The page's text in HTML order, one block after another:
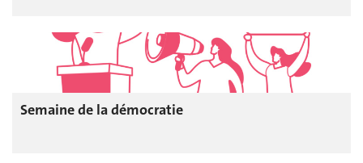
Semaine de la démocratie